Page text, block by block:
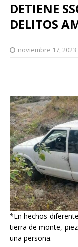
DETIENE
DELITOS
noviembre 17, 2023
*En hechos
tierra de monte,
una persona.